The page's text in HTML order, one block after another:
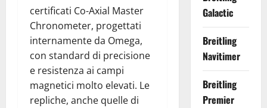
certificati Co-Axial Master
Chronometer, progettati
internamente da Omega,
con standard di precisione
e resistenza ai campi
magnetici molto elevati. Le
repliche, anche quelle di
Galactic
Breitling
Navitimer
Breitling
Premier